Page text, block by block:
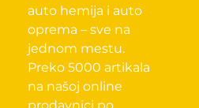
auto hemija i auto
oprema – sve na
jednom mestu.
Preko 5000 artikala
na našoj online
prodavnici po